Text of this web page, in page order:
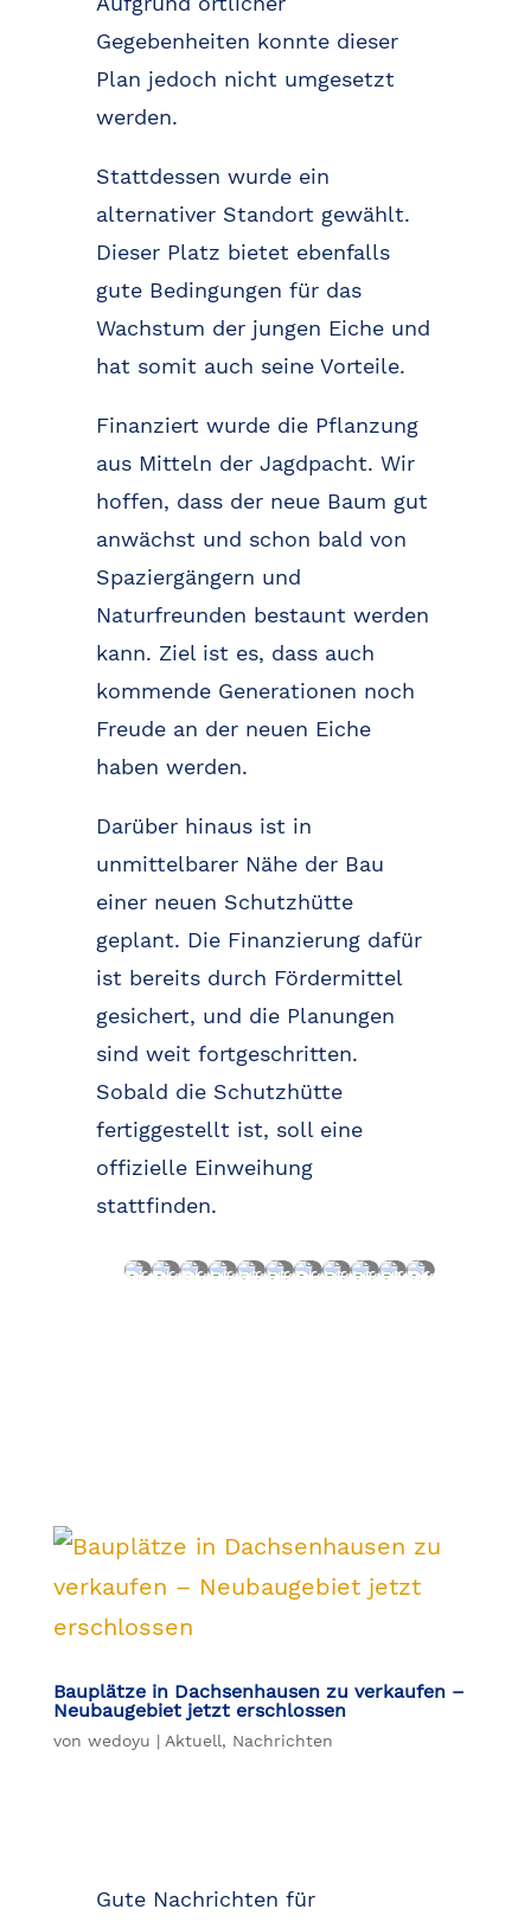
Gegebenheiten konnte dieser
Plan jedoch nicht umgesetzt
werden.
Stattdessen wurde ein
alternativer Standort gewählt.
Dieser Platz bietet ebenfalls
gute Bedingungen für das
Wachstum der jungen Eiche und
hat somit auch seine Vorteile.
Finanziert wurde die Pflanzung
aus Mitteln der Jagdpacht. Wir
hoffen, dass der neue Baum gut
anwächst und schon bald von
Spaziergängern und
Naturfreunden bestaunt werden
kann. Ziel ist es, dass auch
kommende Generationen noch
Freude an der neuen Eiche
haben werden.
Darüber hinaus ist in
unmittelbarer Nähe der Bau
einer neuen Schutzhütte
geplant. Die Finanzierung dafür
ist bereits durch Fördermittel
gesichert, und die Planungen
sind weit fortgeschritten.
Sobald die Schutzhütte
fertiggestellt ist, soll eine
offizielle Einweihung
stattfinden.
Bauplätze in Dachsenhausen zu verkaufen –
Neubaugebiet jetzt erschlossen
von wedoyu | Aktuell, Nachrichten
Gute Nachrichten für